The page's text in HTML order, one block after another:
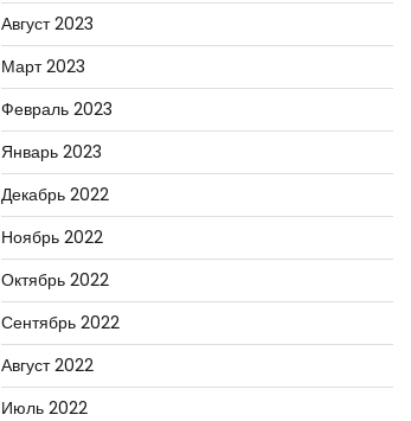
Август 2023
Март 2023
Февраль 2023
Январь 2023
Декабрь 2022
Ноябрь 2022
Октябрь 2022
Сентябрь 2022
Август 2022
Июль 2022